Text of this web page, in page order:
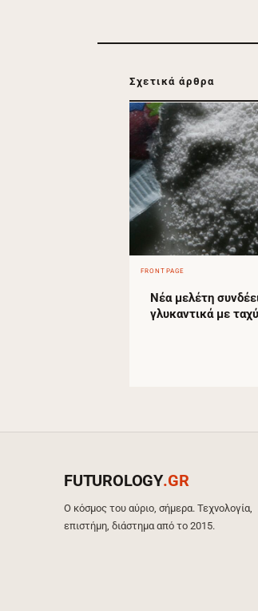
Σχετικά άρθρα
FRONTPAGE
Νέα μελέτη
γλυκαντικά με
FUTUROLOGY.GR
Ο κόσμος του αύριο, σήμερα. Τεχνολογία,
επιστήμη, διάστημα από το 2015.